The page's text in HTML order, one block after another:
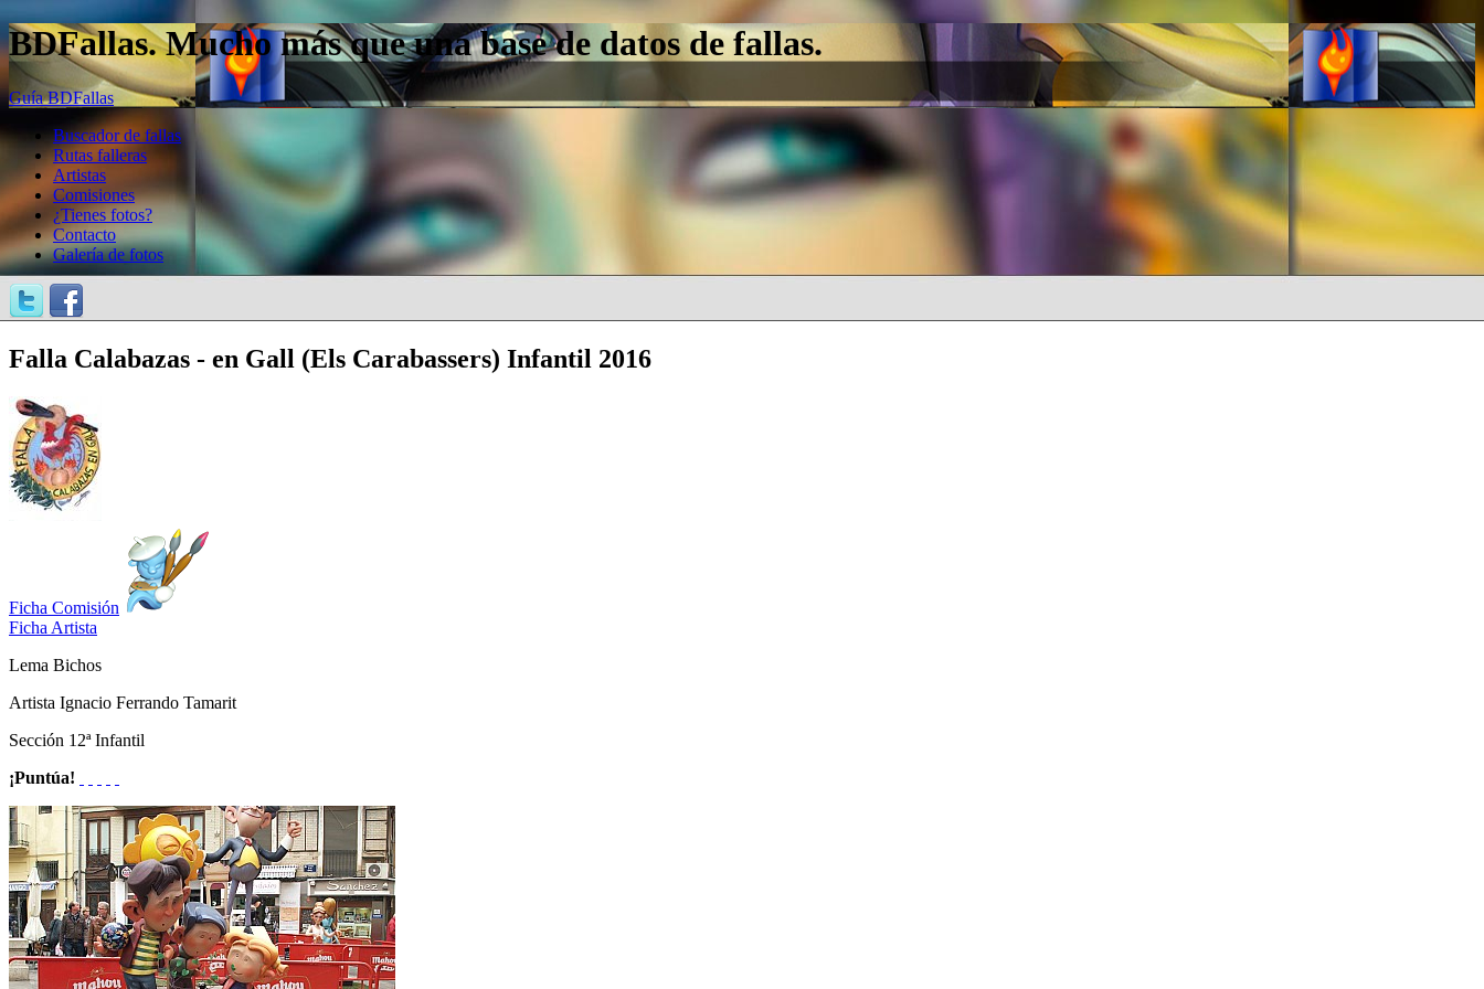
BDFallas. Mucho más que una base de datos de fallas.
Guía BDFallas
Buscador de fallas
Rutas falleras
Artistas
Comisiones
¿Tienes fotos?
Contacto
Galería de fotos
Falla Calabazas - en Gall (Els Carabassers) Infantil 2016
Ficha Comisión
Ficha Artista
Lema Bichos
Artista Ignacio Ferrando Tamarit
Sección 12ª Infantil
¡Puntúa!